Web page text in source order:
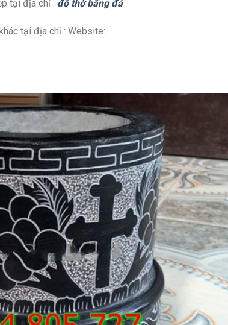
tại địa chỉ : đồ thờ bằng đá
tại địa chỉ : Website: